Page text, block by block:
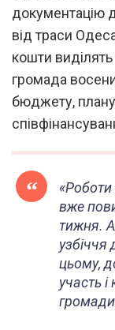
документацію
від траси
кошти
громада
бюджету,
вже
тижня.
узбіччя
цьому,
участь